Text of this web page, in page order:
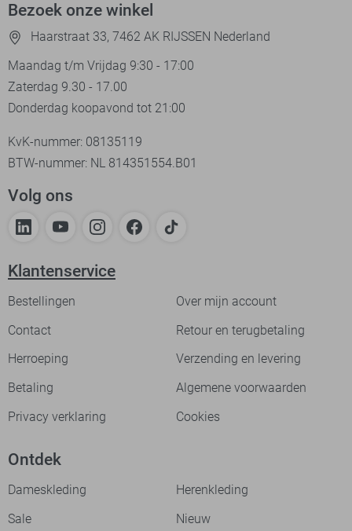
Bezoek onze winkel
Haarstraat 33, 7462 AK RIJSSEN Nederland
Maandag t/m Vrijdag 9:30 - 17:00
Zaterdag 9.30 - 17.00
Donderdag koopavond tot 21:00
KvK-nummer: 08135119
BTW-nummer: NL 814351554.B01
Volg ons
Klantenservice
Bestellingen
Over mijn account
Contact
Retour en terugbetaling
Herroeping
Verzending en levering
Betaling
Algemene voorwaarden
Privacy verklaring
Cookies
Ontdek
Dameskleding
Herenkleding
Sale
Nieuw